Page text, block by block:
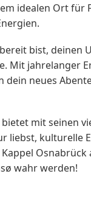
idealen Ort für
bist, deinen
Mit jahrelanger
dein neues
mit seinen
liebst, kulturelle
wahr werden!